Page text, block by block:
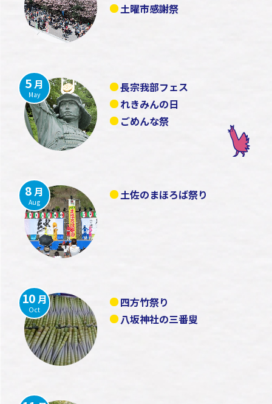
土曜市感謝祭
5月
May
長宗我部フェス
れきみんの日
ごめんな祭
8月
Aug
土佐のまほろば祭り
10月
Oct
四方竹祭り
八坂神社の三番叟